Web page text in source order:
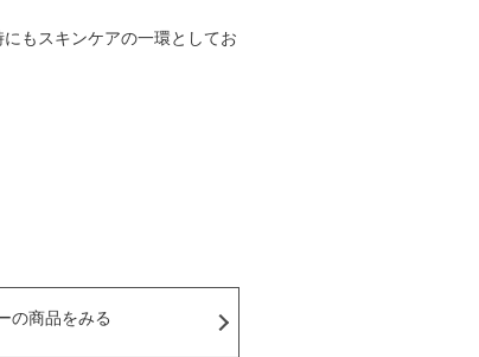
もスキンケアの一環としてお
の商品をみる